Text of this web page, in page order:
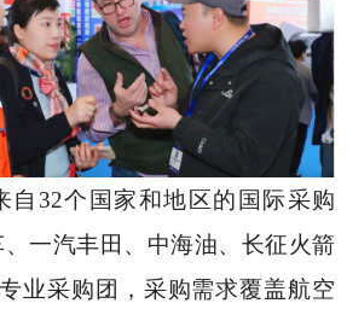
自 32个国家和地区的国际采购
一汽丰田、中海油、长征火箭
业采购团，采购需求覆盖航空